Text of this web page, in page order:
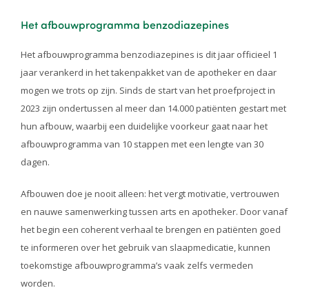
Het afbouwprogramma benzodiazepines
Het afbouwprogramma benzodiazepines is dit jaar officieel 1
jaar verankerd in het takenpakket van de apotheker en daar
mogen we trots op zijn. Sinds de start van het proefproject in
2023 zijn ondertussen al meer dan 14.000 patiënten gestart met
hun afbouw, waarbij een duidelijke voorkeur gaat naar het
afbouwprogramma van 10 stappen met een lengte van 30
dagen.
Afbouwen doe je nooit alleen: het vergt motivatie, vertrouwen
en nauwe samenwerking tussen arts en apotheker. Door vanaf
het begin een coherent verhaal te brengen en patiënten goed
te informeren over het gebruik van slaapmedicatie, kunnen
toekomstige afbouwprogramma’s vaak zelfs vermeden
worden.